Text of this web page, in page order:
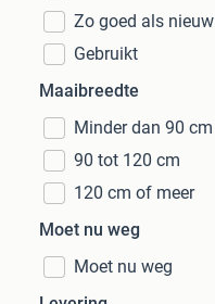
Zo goed als nieuw
Gebruikt
Maaibreedte
Minder dan 90 cm
90 tot 120 cm
120 cm of meer
Moet nu weg
Moet nu weg